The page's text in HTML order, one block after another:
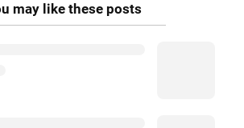
may like these posts